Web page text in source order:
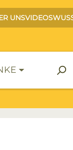
UNSVIDEOS